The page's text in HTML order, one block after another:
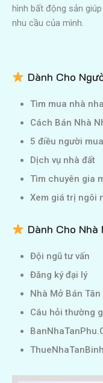
hình bất động sản
nhu cầu của mình.
Dành Cho
Tìm mua nhà
Cách Bán Nhà
5 điều người
Dịch vụ nhà đất
Tìm chuyên gia
Xem giá trị ngôi
Dành Cho Nhà
Đội ngũ tư vấn
Đăng ký đại lý
Nhà Mở Bán Tân
Câu hỏi thường